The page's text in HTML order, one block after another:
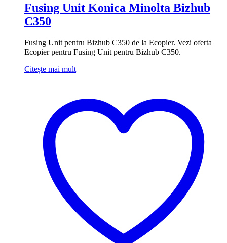
Fusing Unit Konica Minolta Bizhub
C350
Fusing Unit pentru Bizhub C350 de la Ecopier. Vezi oferta
Ecopier pentru Fusing Unit pentru Bizhub C350.
Citește mai mult